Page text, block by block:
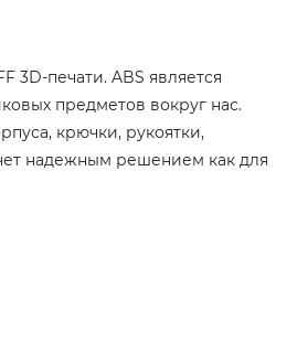
печати. ABS является
предметов вокруг нас.
крючки, рукоятки,
надежным решением как для